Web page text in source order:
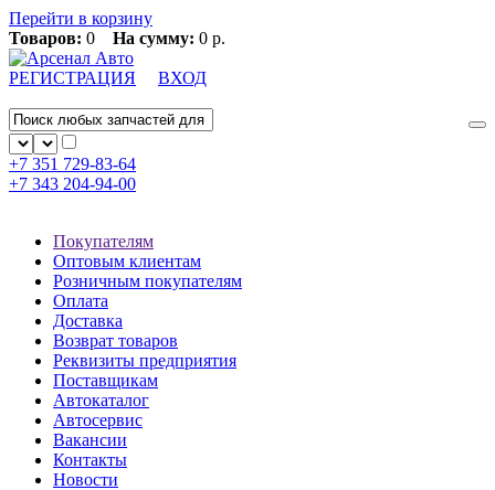
Перейти в корзину
Товаров: 0 На сумму: 0 р.
РЕГИСТРАЦИЯ ВХОД
+7 351 729-83-64
+7 343 204-94-00
Покупателям
Оптовым клиентам
Розничным покупателям
Оплата
Доставка
Возврат товаров
Реквизиты предприятия
Поставщикам
Автокаталог
Автосервис
Вакансии
Контакты
Новости